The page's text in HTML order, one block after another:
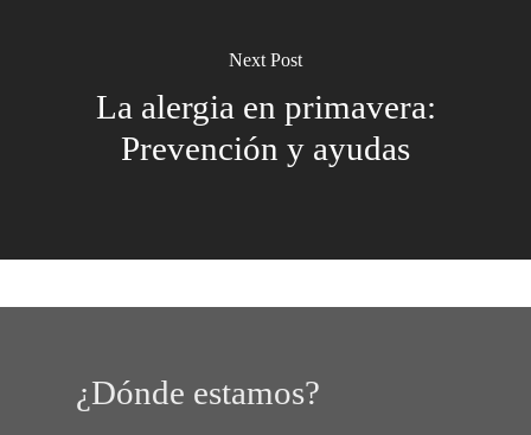
Next Post
La alergia en primavera:
Prevención y ayudas
¿Dónde estamos?